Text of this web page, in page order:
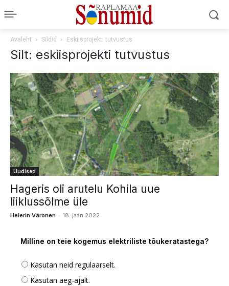
Avaleht Sildid Eskiisprojekti tutvustus
Silt: eskiisprojekti tutvustus
Uudised
Hageris oli arutelu Kohila uue
liiklussõlme üle
Helerin Väronen - 18. jaan 2022
Milline on teie kogemus elektriliste tõukeratastega?
Kasutan neid regulaarselt.
Kasutan aeg-ajalt.